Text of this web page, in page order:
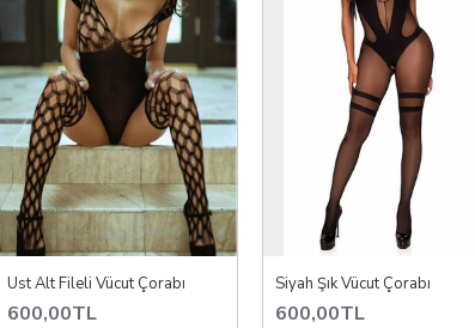
Üst Alt Fileli Vücut Çorabı
600,00TL
Siyah Şık Vücut Çorabı
600,00TL